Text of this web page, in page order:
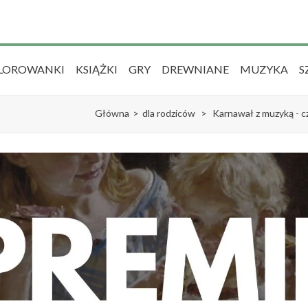
KSIĄŻKI GRY DREWNIANE MUZYKA
Główna > dla rodziców > Karnawał z muzyką -